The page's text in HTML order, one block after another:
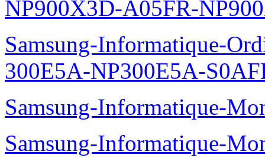
NP900X3D-A05FR-
Samsung-Informatique-
300E5A-NP300E5A-
Samsung-Informatique-
Samsung-Informatique-